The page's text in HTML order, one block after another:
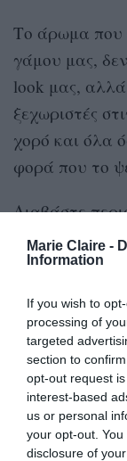
Marie Claire -
Information
If you wish to
processing of
targeted
section to
opt-out request
interest-based
us or personal
your opt-out.
disclosure of
Το άρωμα που
γάμου μας,
look μας, αλλά
ξεχωριστές
χορό και όλα
φορά που το
Διαβάστε
Bridal